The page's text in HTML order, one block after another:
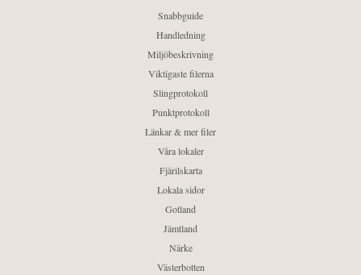
Snabbguide
Handledning
Miljöbeskrivning
Viktigaste filerna
Slingprotokoll
Punktprotokoll
Länkar & mer filer
Våra lokaler
Fjärilskarta
Lokala sidor
Gotland
Jämtland
Närke
Västerbotten